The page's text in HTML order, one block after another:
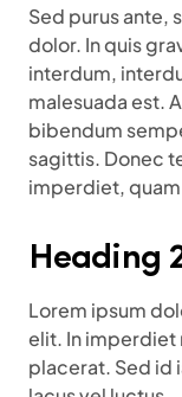
Sed purus ante,
dolor. In quis
interdum,
malesuada est.
bibendum
sagittis. Donec
imperdiet,
Heading
Lorem ipsum
elit. In imperdiet
placerat. Sed id